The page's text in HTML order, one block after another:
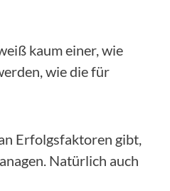
kaum einer, wie
wie die für
Erfolgsfaktoren gibt,
Natürlich auch